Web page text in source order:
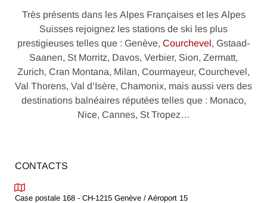
Très présents dans les Alpes Françaises et les Alpes
Suisses rejoignez les stations de ski les plus
prestigieuses telles que : Genève, Courchevel, Gstaad-
Saanen, St Morritz, Davos, Verbier, Sion, Zermatt,
Zurich, Cran Montana, Milan, Courmayeur, Courchevel,
Val Thorens, Val d’Isère, Chamonix, mais aussi vers des
destinations balnéaires réputées telles que : Monaco,
Nice, Cannes, St Tropez…
CONTACTS
Case postale 168 - CH-1215 Genève / Aéroport 15